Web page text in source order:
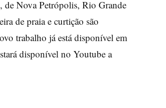
, de Nova Petrópolis, Rio Grande
de praia e curtição são
trabalho já está disponível em
disponível no Youtube a